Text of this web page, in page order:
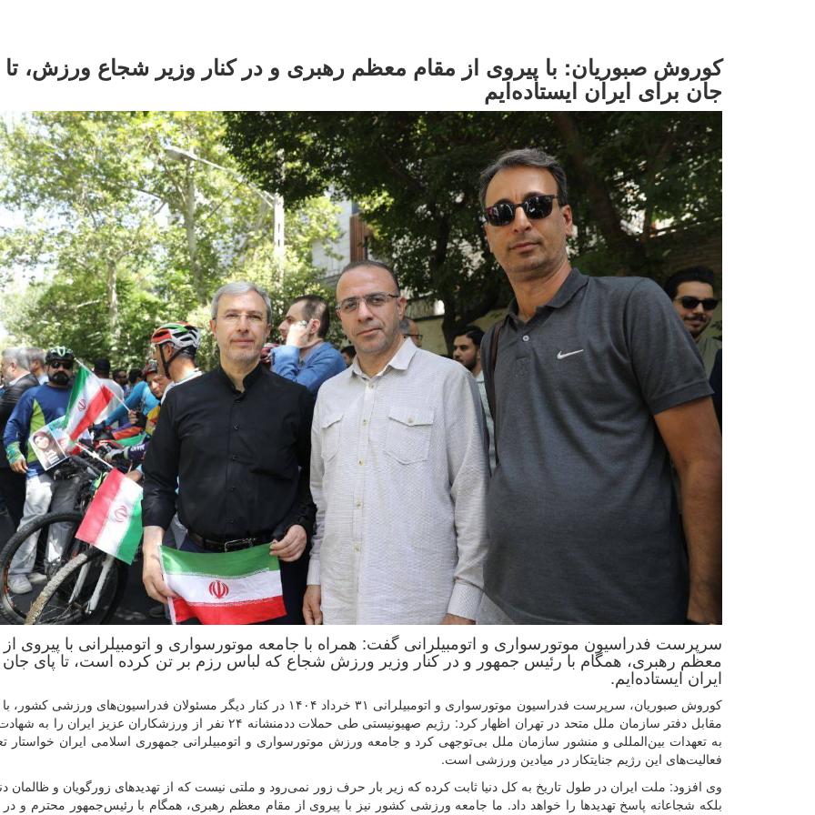
کوروش صبوریان: با پیروی از مقام معظم رهبری و در کنار وزیر شجاع ورزش، تا
جان برای ایران ایستاده‌ایم
سرپرست فدراسیون موتورسواری و اتومبیلرانی گفت: همراه با جامعه موتورسواری و اتومبیلرانی با پیروی
معظم رهبری، همگام با رئیس جمهور و در کنار وزیر ورزش شجاع که لباس رزم بر تن کرده است، تا پای جان
ایران ایستاده‌ایم.
کوروش صبوریان، سرپرست فدراسیون موتورسواری و اتومبیلرانی ۳۱ خرداد ۱۴۰۴ در کنار دیگر مسئولان فدراسیون‌های
مقابل دفتر سازمان ملل متحد در تهران اظهار کرد: رژیم صهیونیستی طی حملات ددمنشانه ۲۴ نفر از ورزشکاران عزیز
به تعهدات بین‌المللی و منشور سازمان ملل بی‌توجهی کرد و جامعه ورزش موتورسواری و اتومبیلرانی جمهوری اسلامی ایران خواستار
فعالیت‌های این رژیم جنایتکار در میادین ورزشی است.
وی افزود: ملت ایران در طول تاریخ به کل دنیا ثابت کرده که زیر بار حرف زور نمی‌رود و ملتی نیست که از تهدیدهای زورگویان و ظالمان
بلکه شجاعانه پاسخ تهدیدها را خواهد داد‌‌. ما جامعه ورزشی کشور نیز با پیروی از مقام معظم رهبری، همگام با رئیس‌جمهور محترم و در